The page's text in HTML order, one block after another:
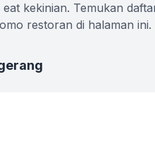
kekinian. Temukan
restoran di halaman ini.